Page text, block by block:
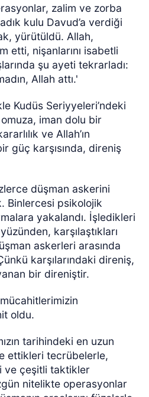
zalim ve zorba
kulu Davud’a verdiği
yürütüldü. Allah,
etti, nişanlarını isabetli
şu ayeti tekrarladı:
Allah attı.'
Kudüs Seriyyeleri’ndeki
iman dolu bir
ve Allah’ın
güç karşısında, direniş
düşman askerini
Binlercesi psikolojik
yakalandı. İşledikleri
karşılaştıkları
askerleri arasında
karşılarındaki direniş,
bir direniştir.
oldu.
tarihindeki en uzun
ettikleri tecrübelerle,
ve çeşitli taktikler
nitelikte operasyonlar